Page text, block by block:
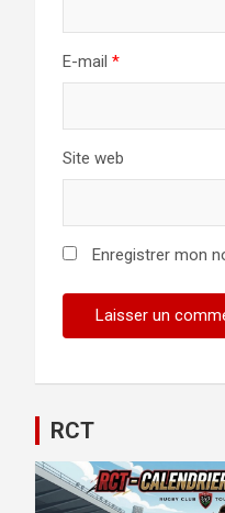
E-mail *
Site web
Enregistrer mon
RCT